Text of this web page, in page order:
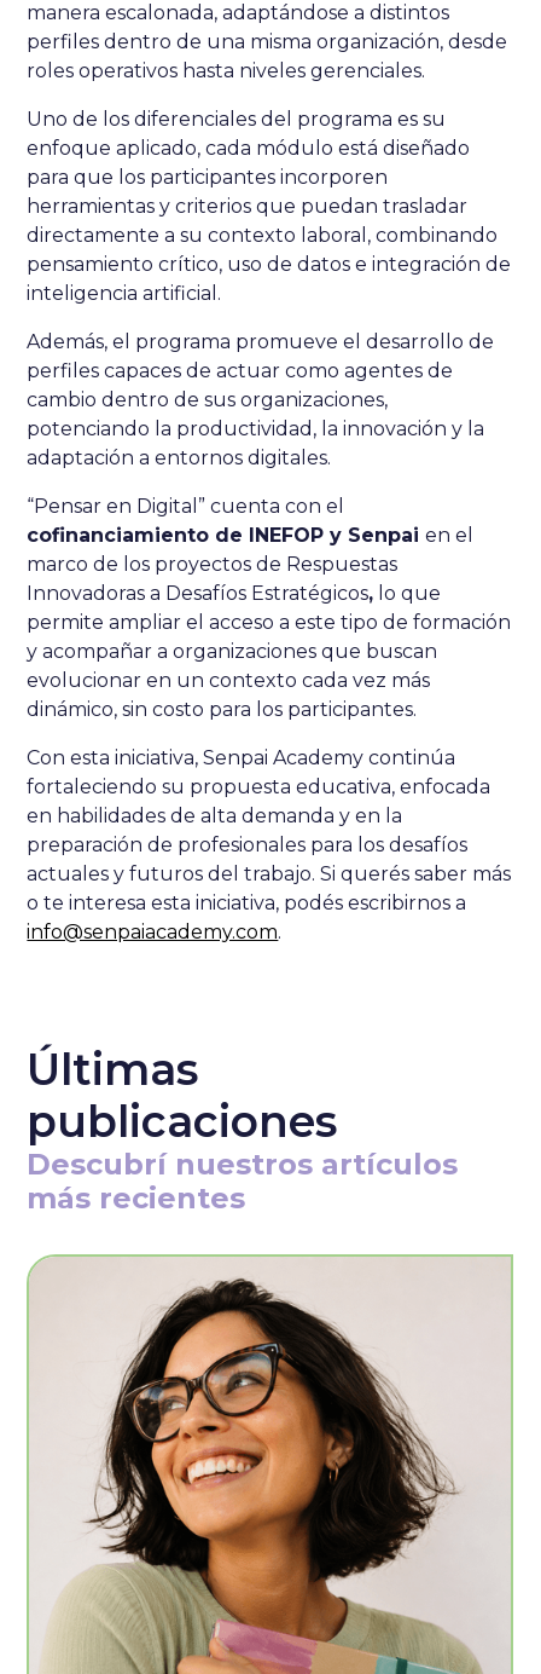
manera escalonada, adaptándose a distintos
perfiles dentro de una misma organización, desde
roles operativos hasta niveles gerenciales.
Uno de los diferenciales del programa es su
enfoque aplicado, cada módulo está diseñado
para que los participantes incorporen
herramientas y criterios que puedan trasladar
directamente a su contexto laboral, combinando
pensamiento crítico, uso de datos e integración de
inteligencia artificial.
Además, el programa promueve el desarrollo de
perfiles capaces de actuar como agentes de
cambio dentro de sus organizaciones,
potenciando la productividad, la innovación y la
adaptación a entornos digitales.
“Pensar en Digital” cuenta con el
cofinanciamiento de INEFOP y Senpaien el
marco de los proyectos de Respuestas
Innovadoras a Desafíos Estratégicos, lo que
permite ampliar el acceso a este tipo de formación
y acompañar a organizaciones que buscan
evolucionar en un contexto cada vez más
dinámico, sin costo para los participantes.
Con esta iniciativa, Senpai Academy continúa
fortaleciendo su propuesta educativa, enfocada
en habilidades de alta demanda y en la
preparación de profesionales para los desafíos
actuales y futuros del trabajo. Si querés saber más
o te interesa esta iniciativa, podés escribirnos a
info@senpaiacademy.com.
Últimas
publicaciones
Descubrí nuestros artículos
más recientes